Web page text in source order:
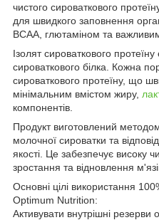
чистого сироваткового
для швидкого заповнення
ВСАА, глютаміном та
Ізолят сироваткового
сироваткового білка. Кожна
сироваткового протеїну, що
мінімальним вмістом жиру,
компонентів.
Продукт виготовлений методом
молочної сироватки та
якості. Це забезпечує високу
зростання та відновлення
Основні цілі використання
Optimum Nutrition:
Активувати внутрішні резерви